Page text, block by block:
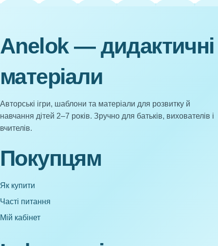
Anelok — дидактичні
матеріали
Авторські ігри, шаблони та матеріали для розвитку й
навчання дітей 2–7 років. Зручно для батьків, вихователів і
вчителів.
Покупцям
Як купити
Часті питання
Мій кабінет